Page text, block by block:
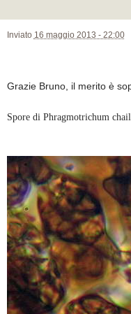
Inviato 16 maggio 2013 - 22:00
Grazie Bruno, il merito è
Spore di Phragmotrichum